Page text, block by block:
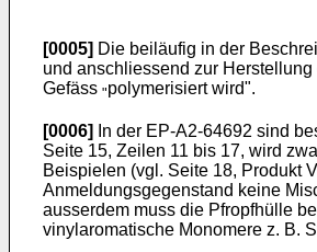
[0005] Die beiläufig in der
und anschliessend zur
Gefäss "polymerisiert wird".
[0006]
In der EP-A2-64692 sind
Seite 15, Zeilen 11 bis 17, wird
Beispielen (vgl. Seite 18, Produkt
Anmeldungsgegenstand keine
ausserdem muss die Pfropfhülle
vinylaromatische Monomere z. B.